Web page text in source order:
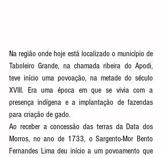
Na região onde hoje está localizado o município de
Taboleiro Grande, na chamada ribeira do Apodi,
teve início uma povoação, na metade do século
XVIII. Era uma época em que se vivia com a
presença indígena e a implantação de fazendas
para criação de gado.
Ao receber a concessão das terras da Data dos
Morros, no ano de 1733, o Sargento-Mor Bento
Fernandes Lima deu início a um povoamento que